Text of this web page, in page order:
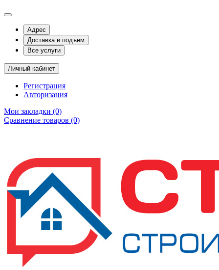
Адрес
Доставка и подъем
Все услуги
Личный кабинет
Регистрация
Авторизация
Мои закладки (0)
Сравнение товаров (0)